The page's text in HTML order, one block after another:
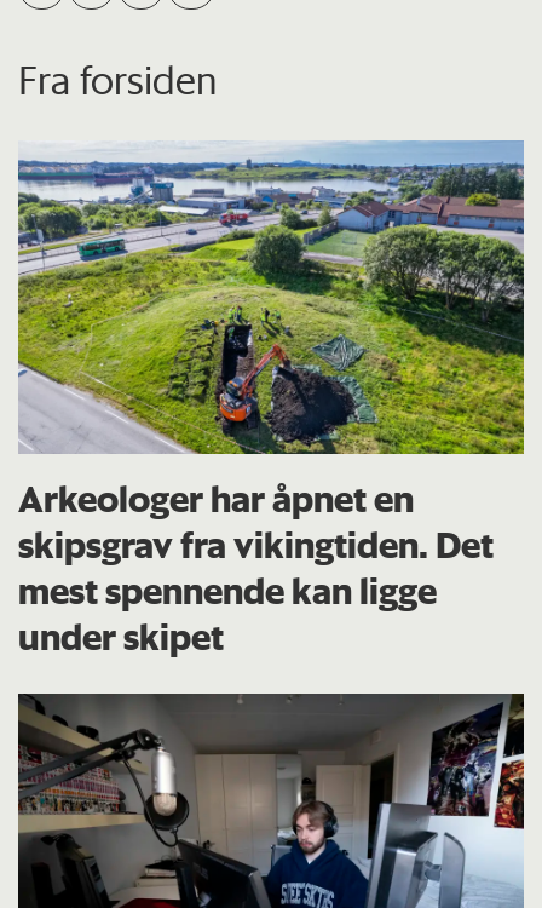
Fra forsiden
Arkeologer har åpnet en
skipsgrav fra vikingtiden. Det
mest spennende kan ligge
under skipet